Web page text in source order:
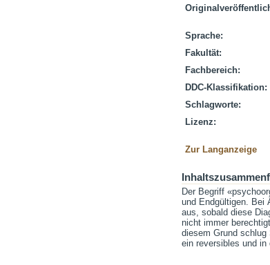
Sprache:
Fakultät:
Fachbereich:
DDC-Klassifikation:
Schlagworte:
Lizenz:
Zur Langanzeige
Der Begriff
und Endgültigen. Bei
aus, sobald diese
nicht immer
diesem Grund
ein reversibles und